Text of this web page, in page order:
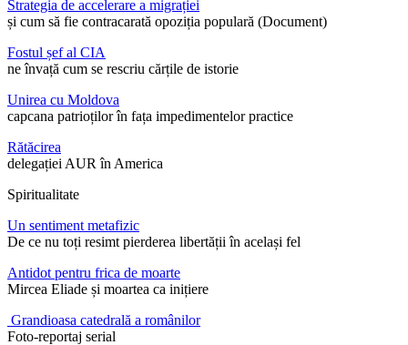
Strategia de accelerare a migrației
și cum să fie contracarată opoziția populară (Document)
Fostul șef al CIA
ne învață cum se rescriu cărțile de istorie
Unirea cu Moldova
capcana patrioților în fața impedimentelor practice
Rătăcirea
delegației AUR în America
Spiritualitate
Un sentiment metafizic
De ce nu toți resimt pierderea libertății în același fel
Antidot pentru frica de moarte
Mircea Eliade și moartea ca inițiere
Grandioasa catedrală a românilor
Foto-reportaj serial